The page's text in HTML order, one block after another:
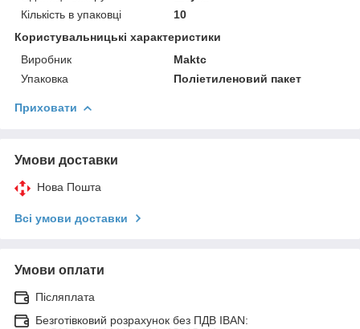
Кількість в упаковці
10
Користувальницькі характеристики
Виробник
Maktc
Упаковка
Поліетиленовий пакет
Приховати
Умови доставки
Нова Пошта
Всі умови доставки
Умови оплати
Післяплата
Безготівковий розрахунок без ПДВ IBAN: